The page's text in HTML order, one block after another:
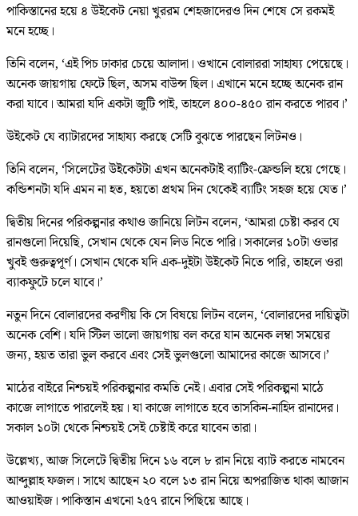
পাকিস্তানের হয়ে ৪ উইকেট নেয়া খুররম শেহজাদেরও দিন শেষে সে রকমই
মনে হচ্ছে।
তিনি বলেন, ‘এই পিচ ঢাকার চেয়ে আলাদা। ওখানে বোলাররা সাহায্য পেয়েছে।
অনেক জায়গায় ফেটে ছিল, অসম বাউন্স ছিল। এখানে মনে হচ্ছে অনেক রান
করা যাবে। আমরা যদি একটা জুটি পাই, তাহলে ৪০০-৪৫০ রান করতে পারব।’
উইকেট যে ব্যাটারদের সাহায্য করছে সেটি বুঝতে পারছেন লিটনও।
তিনি বলেন, ‘সিলেটের উইকেটটা এখন অনেকটাই ব্যাটিং-ফ্রেন্ডলি হয়ে গেছে।
কন্ডিশনটা যদি এমন না হত, হয়তো প্রথম দিন থেকেই ব্যাটিং সহজ হয়ে যেত।’
দ্বিতীয় দিনের পরিকল্পনার কথাও জানিয়ে লিটন বলেন, ‘আমরা চেষ্টা করব যে
রানগুলো দিয়েছি, সেখান থেকে যেন লিড নিতে পারি। সকালের ১০টা ওভার
খুবই গুরুত্বপূর্ণ। সেখান থেকে যদি এক-দুইটা উইকেট নিতে পারি, তাহলে ওরা
ব্যাকফুটে চলে যাবে।’
নতুন দিনে বোলারদের করণীয় কি সে বিষয়ে লিটন বলেন, ‘বোলারদের দায়িত্বটা
অনেক বেশি। যদি স্টিল ভালো জায়গায় বল করে যান অনেক লম্বা সময়ের
জন্য, হয়ত তারা ভুল করবে এবং সেই ভুলগুলো আমাদের কাজে আসবে।’
মাঠের বাইরে নিশ্চয়ই পরিকল্পনার কমতি নেই। এবার সেই পরিকল্পনা মাঠে
কাজে লাগাতে পারলেই হয়। যা কাজে লাগাতে হবে তাসকিন-নাহিদ রানাদের।
সকাল ১০টা থেকে নিশ্চয়ই সেই চেষ্টাই করে যাবেন তারা।
উল্লেখ্য, আজ সিলেটে দ্বিতীয় দিনে ১৬ বলে ৮ রান নিয়ে ব্যাট করতে নামবেন
আব্দুল্লাহ ফজল। সাথে আছেন ২০ বলে ১৩ রান নিয়ে অপরাজিত থাকা আজান
আওয়াইজ। পাকিস্তান এখনো ২৫৭ রানে পিছিয়ে আছে।